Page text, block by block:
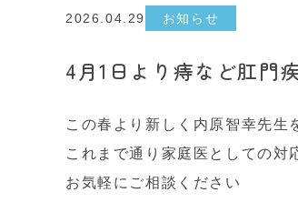
2026.04.29 お知らせ
4月1日より痔など肛門
この春より新しく内原智幸先生
これまで通り家庭医としての対
お気軽にご相談ください